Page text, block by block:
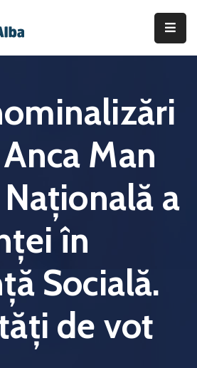
Man
a
în
Socială.
de vot